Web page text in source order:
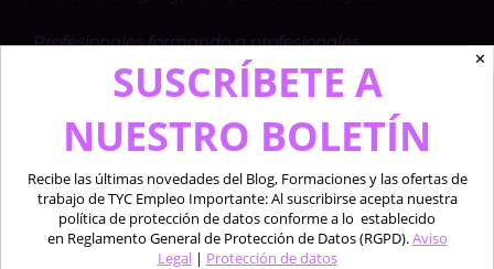
Profesionales formando a profesionales.
✕
SUSCRÍBETE A
NUESTRO BOLETÍN
Recibe las últimas novedades del Blog, Formaciones y las ofertas de
trabajo de TYC Empleo Importante: Al suscribirse acepta nuestra
política de protección de datos conforme a lo establecido
en Reglamento General de Protección de Datos (RGPD).Aviso
Legal| Protección de datos